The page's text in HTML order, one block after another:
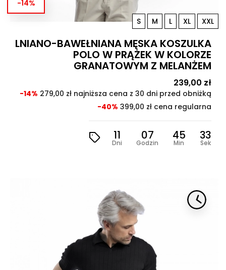
-14%
S M L XL XXL
LNIANO-BAWEŁNIANA MĘSKA KOSZULKA
POLO W PRĄŻEK W KOLORZE
GRANATOWYM Z MELANŻEM
Cena
239,00 zł
-14% 279,00 zł najniższa cena z 30 dni przed obniżką
-40% 399,00 zł cena regularna
11
Dni
07
Godzin
45
Min
31
Sek